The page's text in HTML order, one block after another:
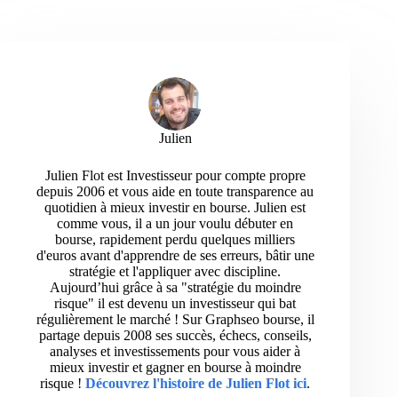
Julien
Julien Flot est Investisseur pour compte propre
depuis 2006 et vous aide en toute transparence au
quotidien à mieux investir en bourse. Julien est
comme vous, il a un jour voulu débuter en
bourse, rapidement perdu quelques milliers
d'euros avant d'apprendre de ses erreurs, bâtir une
stratégie et l'appliquer avec discipline.
Aujourd’hui grâce à sa "stratégie du moindre
risque" il est devenu un investisseur qui bat
régulièrement le marché ! Sur Graphseo bourse, il
partage depuis 2008 ses succès, échecs, conseils,
analyses et investissements pour vous aider à
mieux investir et gagner en bourse à moindre
risque ! Découvrez l'histoire de Julien Flot ici.